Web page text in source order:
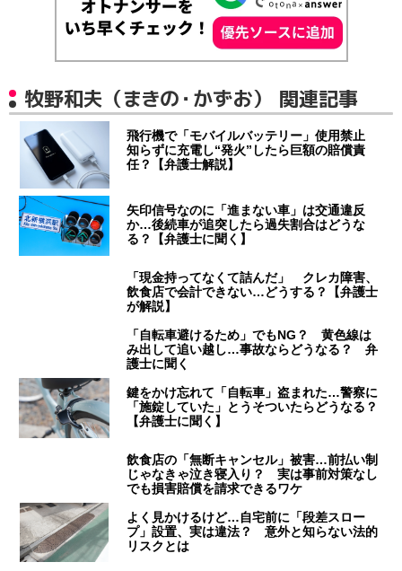
牧野和夫（まきの・かずお） 関連記事
飛行機で「モバイルバッテリー」使用禁止
知らずに充電し“発火”したら巨額の賠償責
任？【弁護士解説】
矢印信号なのに「進まない車」は交通違反
か…後続車が追突したら過失割合はどうな
る？【弁護士に聞く】
「現金持ってなくて詰んだ」 クレカ障害、
飲食店で会計できない…どうする？【弁護士
が解説】
「自転車避けるため」でもNG？ 黄色線は
み出して追い越し…事故ならどうなる？ 弁
護士に聞く
鍵をかけ忘れて「自転車」盗まれた…警察に
「施錠していた」とうそついたらどうなる？
【弁護士に聞く】
飲食店の「無断キャンセル」被害…前払い制
じゃなきゃ泣き寝入り？ 実は事前対策なし
でも損害賠償を請求できるワケ
よく見かけるけど…自宅前に「段差スロー
プ」設置、実は違法？ 意外と知らない法的
リスクとは